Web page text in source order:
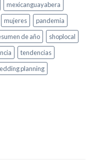
mexicanguayabera
mujeres
pandemia
de año
shoplocal
tendencias
planning